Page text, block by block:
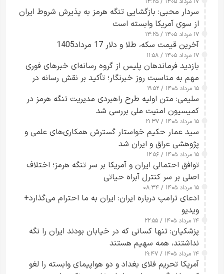
سردار محبی: بازگشایی تنگه هرمز به پذیرش شروط ایران
از سوی آمریکا وابسته است
۱۷ مرداد ۱۴۰۵ / ۱۳:۲۵
آخرین قیمت سکه، طلا و دلار 17 مرداد1405
۱۷ مرداد ۱۴۰۵ / ۱۱:۵۸
بازدید فرماندهان پلیس از گروه رسانه‌ای خبرهای فوری
مهم به مناسبت روز خبرنگار؛ تأکید بر نقش رسانه در
تقویت امنیت و اعتماد عمومی
۱۵ مرداد ۱۴۰۵ / ۱۹:۵۲
سلیمی: متن اولیه طرح راهبردی مدیریت تنگه هرمز در
کمیسیون امنیت ملی بررسی شد
۱۵ مرداد ۱۴۰۵ / ۱۹:۳۷
سید عمار حکیم خواستار گسترش همکاری‌های علمی و
پژوهشی عراق و ایران شد
۱۵ مرداد ۱۴۰۵ / ۱۲:۵۶
توافق احتمالی ایران و آمریکا بر سر تنگه هرمز؛ اختلاف
اصلی بر سر کنترل آبراه حیاتی
۱۵ مرداد ۱۴۰۵ / ۰۸:۳۴
ادعای ترامپ درباره ایران: ایران به ما احترام می‌گذارد+
ویدیو
۱۴ مرداد ۱۴۰۵ / ۲۲:۵۵
پزشکیان: تنها کسانی که در خیابان بودند ایران را نگه
نداشتند، همه سهیم هستند
۱۴ مرداد ۱۴۰۵ / ۱۹:۴۷
آمریکا تحریم فلای بغداد و دو هواپیمای وابسته را لغو